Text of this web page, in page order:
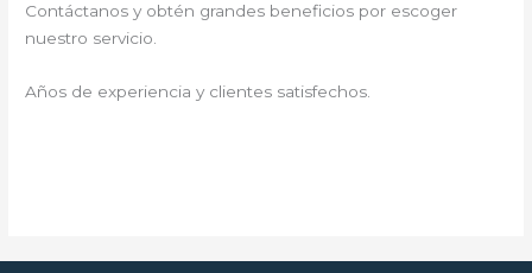
Contáctanos y obtén grandes beneficios por escoger
nuestro servicio.
Años de experiencia y clientes satisfechos.